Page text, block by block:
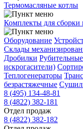
Термомасляные котлы
Комплекты для сборки
Оборудование
Склады
Дробилки
искрогасители)
Теплогенераторы
безрастяжечные
8 (495) 134-48-81
8 (4822) 382-181
Отдел продаж
8 (4822) 382-182